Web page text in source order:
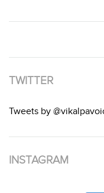
TWITTER
Tweets by
INSTAGRAM